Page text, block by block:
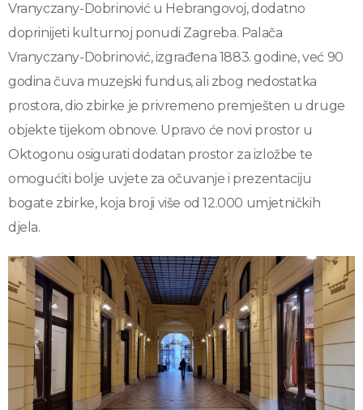
Vranyczany-Dobrinović u Hebrangovoj, dodatno
doprinijeti kulturnoj ponudi Zagreba. Palača
Vranyczany-Dobrinović, izgrađena 1883. godine, već 90
godina čuva muzejski fundus, ali zbog nedostatka
prostora, dio zbirke je privremeno premješten u druge
objekte tijekom obnove. Upravo će novi prostor u
Oktogonu osigurati dodatan prostor za izložbe te
omogućiti bolje uvjete za očuvanje i prezentaciju
bogate zbirke, koja broji više od 12.000 umjetničkih
djela.